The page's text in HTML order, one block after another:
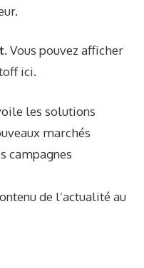
Vous pouvez afficher
ici.
les solutions
marchés
campagnes
de l’actualité au